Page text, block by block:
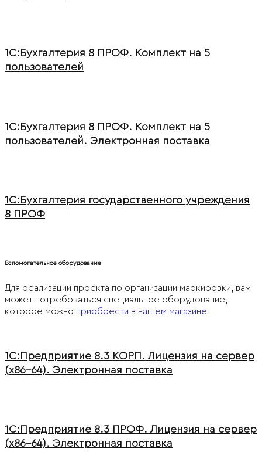
1С:Бухгалтерия 8 ПРОФ. Комплект на 5
пользователей
1С:Бухгалтерия 8 ПРОФ. Комплект на 5
пользователей. Электронная поставка
1С:Бухгалтерия государственного учреждения
8 ПРОФ
Вспомогательное оборудование
Для реализации проекта по организации маркировки, вам
может потребоваться специальное оборудование,
которое можно приобрести в нашем магазине
1С:Предприятие 8.3 КОРП. Лицензия на сервер
(x86-64). Электронная поставка
1С:Предприятие 8.3 ПРОФ. Лицензия на сервер
(x86-64). Электронная поставка